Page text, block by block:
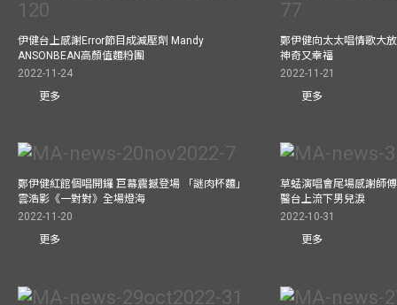
伊健台上感謝Error節目成減壓劑 Mandy
ANSONBEAN高顏值麵粉團
2022-11-24
更多
鄭伊健向太太唱情歌大
神奇又幸福
2022-11-21
更多
鄭伊健紅館個唱開鑼 巨幕震撼登場 「謎肉杯麵」
雲浩影《一對對》全場燈海
2022-11-20
更多
草蜢演唱會尾場感謝師
醫台上流下男兒淚
2022-10-31
更多